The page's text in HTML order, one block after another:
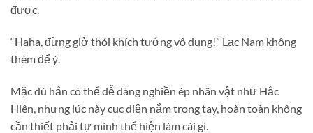
được.
“Haha, đừng giở thói khích tướng vô dụng!” Lạc Nam không
thèm để ý.
Mặc dù hắn có thể dễ dàng nghiền ép nhân vật như Hắc
Hiên, nhưng lúc này cục diện nắm trong tay, hoàn toàn không
cần thiết phải tự mình thể hiện làm cái gì.